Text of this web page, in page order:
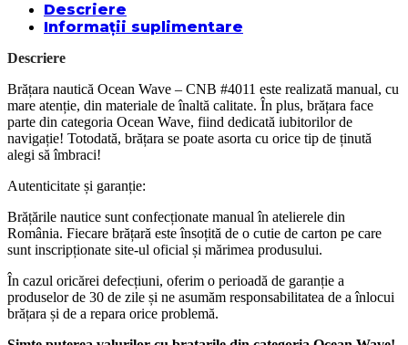
Descriere
Informații suplimentare
Descriere
Brățara nautică Ocean Wave – CNB #4011 este realizată manual, cu
mare atenție, din materiale de înaltă calitate. În plus, brățara face
parte din categoria Ocean Wave, fiind dedicată iubitorilor de
navigație! Totodată, brățara se poate asorta cu orice tip de ținută
alegi să îmbraci!
Autenticitate și garanție:
Brățările nautice sunt confecționate manual în atelierele din
România. Fiecare brățară este însoțită de o cutie de carton pe care
sunt inscripționate site-ul oficial și mărimea produsului.
În cazul oricărei defecțiuni, oferim o perioadă de garanție a
produselor de 30 de zile și ne asumăm responsabilitatea de a înlocui
brățara și de a repara orice problemă.